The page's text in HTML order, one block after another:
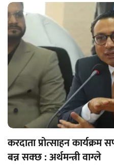
करदाता प्रोत्साहन कार्यक्रम
बन्न सक्छ : अर्थमन्त्री वाग्ले